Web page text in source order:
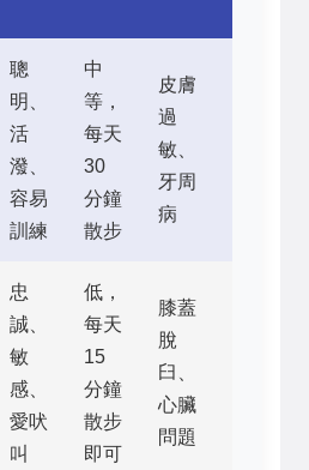
聰
明、
活
潑、
容易
訓練
中
等，
每天
30
分鐘
散步
皮膚
過
敏、
牙周
病
忠
誠、
敏
感、
愛吠
叫
低，
每天
15
分鐘
散步
即可
膝蓋
脫
臼、
心臟
問題